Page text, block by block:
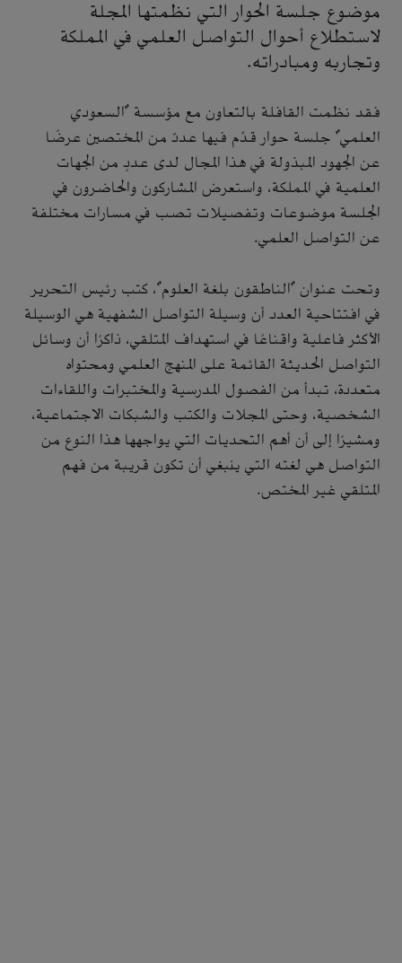
موضوع جلسة الحوار التي نظمتها المجلة
لاستطلاع أحوال التواصل العلمي في المملكة
وتجاربه ومبادراته.
فقد نظمت القافلة بالتعاون مع مؤسسة "السعودي
العلمي" جلسة حوار قدَّم فيها عددٌ من المختصين عرضًا
عن الجهود المبذولة في هذا المجال لدى عددٍ من الجهات
العلمية في المملكة، واستعرض المشاركون والحاضرون في
الجلسة موضوعات وتفصيلات تصب في مسارات مختلفة
عن التواصل العلمي.
وتحت عنوان "الناطقون بلغة العلوم"، كتب رئيس التحرير
في افتتاحية العدد أن وسيلة التواصل الشفهية هي الوسيلة
الأكثر فاعلية واقناعًا في استهداف المتلقي، ذاكرًا أن وسائل
التواصل الحديثة القائمة على المنهج العلمي ومحتواه
متعددة، تبدأ من الفصول المدرسية والمختبرات واللقاءات
الشخصية، وحتى المجلات والكتب والشبكات الاجتماعية،
ومشيرًا إلى أن أهم التحديات التي يواجهها هذا النوع من
التواصل هي لغته التي ينبغي أن تكون قريبة من فهم
المتلقي غير المختص.